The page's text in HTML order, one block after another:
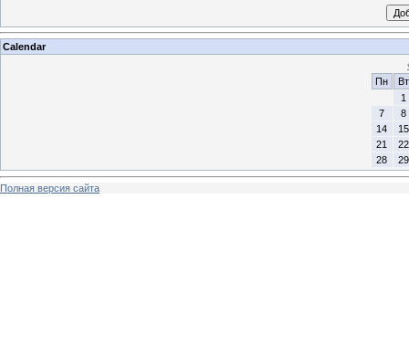
Calendar
Пн
Вт
1
7
8
14
15
21
22
28
29
Полная версия сайта